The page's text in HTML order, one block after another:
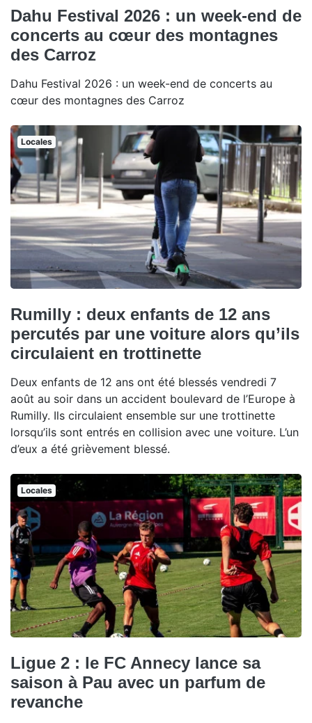
Dahu Festival 2026 : un week-end de
concerts au cœur des montagnes
des Carroz
Dahu Festival 2026 : un week-end de concerts au
cœur des montagnes des Carroz
Locales
Rumilly : deux enfants de 12 ans
percutés par une voiture alors qu’ils
circulaient en trottinette
Deux enfants de 12 ans ont été blessés vendredi 7
août au soir dans un accident boulevard de l’Europe à
Rumilly. Ils circulaient ensemble sur une trottinette
lorsqu’ils sont entrés en collision avec une voiture. L’un
d’eux a été grièvement blessé.
Locales
Ligue 2 : le FC Annecy lance sa
saison à Pau avec un parfum de
revanche